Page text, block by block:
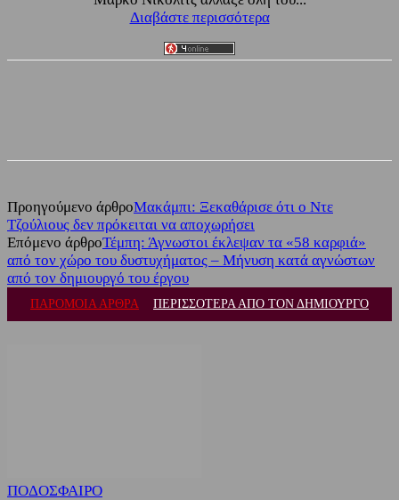
Διαβάστε περισσότερα
Προηγούμενο άρθροΜακάμπι: Ξεκαθάρισε ότι ο Ντε
Τζούλιους δεν πρόκειται να αποχωρήσει
Επόμενο άρθροΤέμπη: Άγνωστοι έκλεψαν τα «58 καρφιά»
από τον χώρο του δυστυχήματος – Μήνυση κατά αγνώστων
από τον δημιουργό του έργου
ΠΑΡΟΜΟΙΑ ΑΡΘΡΑ ΠΕΡΙΣΣΟΤΕΡΑ ΑΠΟ ΤΟΝ ΔΗΜΙΟΥΡΓΟ
ΠΟΔΟΣΦΑΙΡΟ